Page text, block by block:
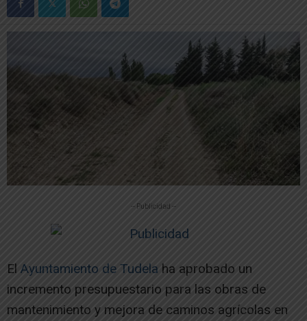
-- Publicidad --
El Ayuntamiento de Tudela ha aprobado un
incremento presupuestario para las obras de
mantenimiento y mejora de caminos agrícolas en